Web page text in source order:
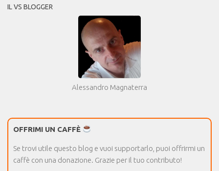
IL VS BLOGGER
Alessandro Magnaterra
OFFRIMI UN CAFFÈ
Se trovi utile questo blog e vuoi supportarlo, puoi offrirmi un
caffè con una donazione. Grazie per il tuo contributo!